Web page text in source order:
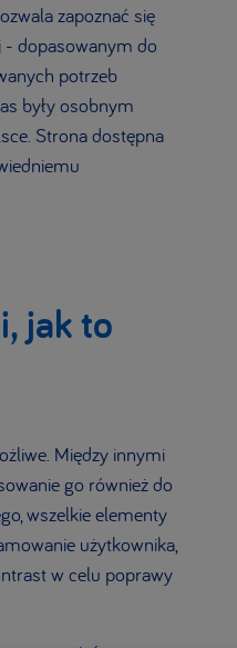
zapoznać się
- dopasowanym do
potrzeb
były osobnym
Strona dostępna
jak to
Między innymi
go również do
wszelkie elementy
użytkownika,
w celu poprawy